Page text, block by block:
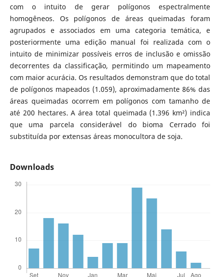
com o intuito de gerar polígonos espectralmente
homogêneos. Os polígonos de áreas queimadas foram
agrupados e associados em uma categoria temática, e
posteriormente uma edição manual foi realizada com o
intuito de minimizar possíveis erros de inclusão e omissão
decorrentes da classificação, permitindo um mapeamento
com maior acurácia. Os resultados demonstram que do total
de polígonos mapeados (1.059), aproximadamente 86% das
áreas queimadas ocorrem em polígonos com tamanho de
até 200 hectares. A área total queimada (1.396 km²) indica
que uma parcela considerável do bioma Cerrado foi
substituída por extensas áreas monocultora de soja.
Downloads